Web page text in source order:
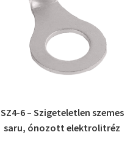
SZ4-6 – Szigeteletlen szemes
saru, ónozott elektrolitréz